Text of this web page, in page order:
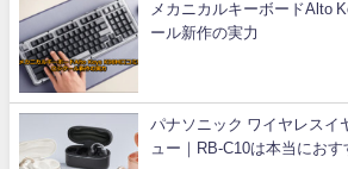
メカニカルキーボードAlto
ール新作の実力
パナソニック ワイヤレスイ
ュー｜RB-C10は本当におす